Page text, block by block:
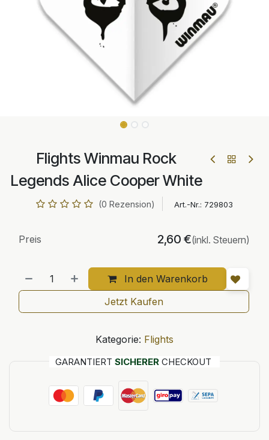
Flights Winmau Rock
Legends Alice Cooper White
(0 Rezension) Art.-Nr.: 729803
In den Warenkorb
Preis 2,60 €(inkl. Steuern)
Jetzt Kaufen
Kategorie: Flights
GARANTIERT SICHERER CHECKOUT